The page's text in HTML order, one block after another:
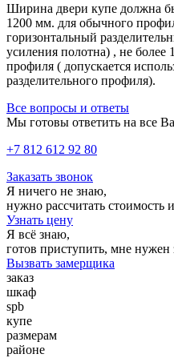
Ширина двери купе должна
1200 мм. для обычного
горизонтальный
усиления полотна) , не более
профиля ( допускается
разделительного профиля).
Все вопросы и ответы
Мы готовы ответить на все
+7 812 612 92 80
Заказать звонок
Я ничего не знаю,
нужно рассчитать стоимость
Узнать цену
Я всё знаю,
готов приступить, мне
Вызвать замерщика
заказ
шкаф
spb
купе
размерам
районе